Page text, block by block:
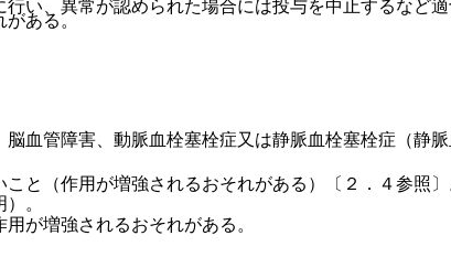
がある。
と（作用が増強されるおそれがある）〔２．４参照〕
が増強されるおそれがある。
い、異常が認められた場合には投与を中止するなど適
血管障害、動脈血栓塞栓症又は静脈血栓塞栓症（静
。